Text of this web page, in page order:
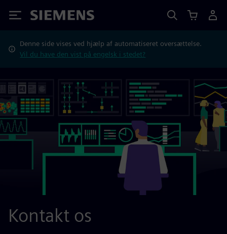
Siemens
Denne side vises ved hjælp af automatiseret oversættelse.
Vil du have den vist på engelsk i stedet?
Kontakt os